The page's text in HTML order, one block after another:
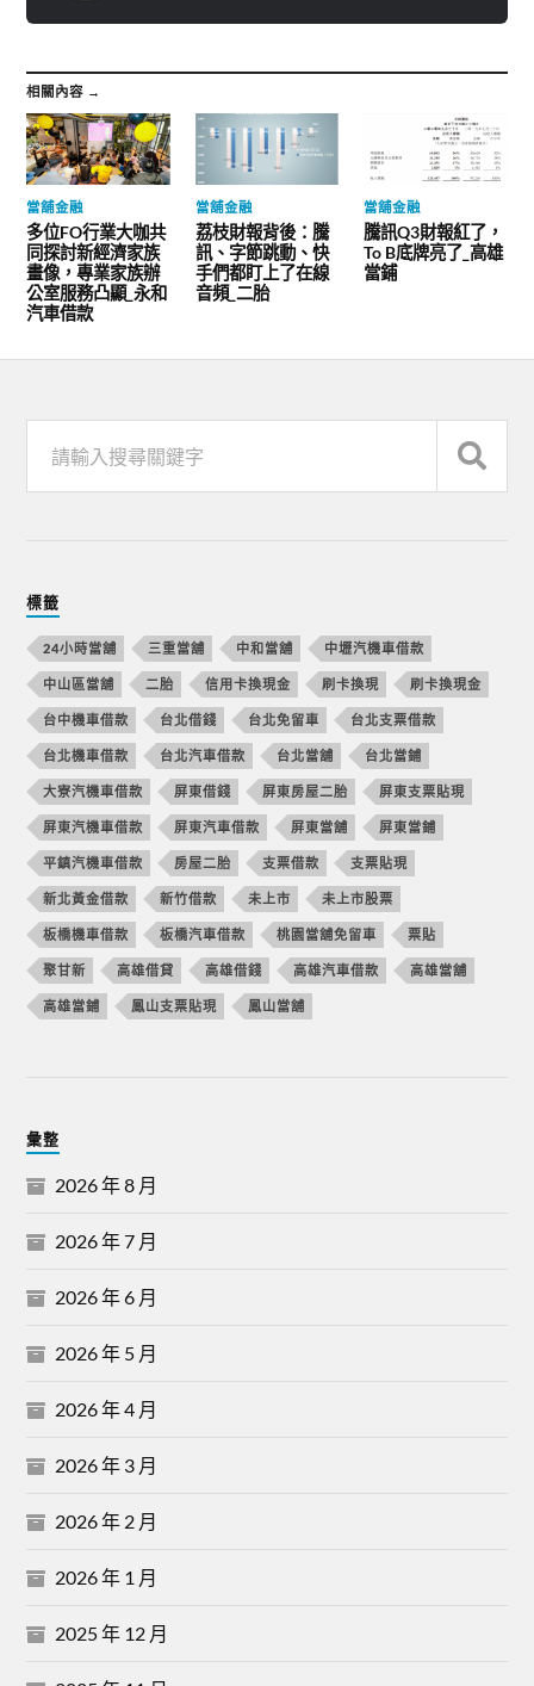
相關內容 →
當舖金融
多位FO行業大咖共
同探討新經濟家族
畫像，專業家族辦
公室服務凸顯_永和
汽車借款
當舖金融
荔枝財報背後：騰
訊、字節跳動、快
手們都盯上了在線
音頻_二胎
當舖金融
騰訊Q3財報紅了，
To B底牌亮了_高雄
當鋪
標籤
24小時當舖 三重當舖 中和當舖 中壢汽機車借款
中山區當舖 二胎 信用卡換現金 刷卡換現 刷卡換現金
台中機車借款 台北借錢 台北免留車 台北支票借款
台北機車借款 台北汽車借款 台北當舖 台北當鋪
大寮汽機車借款 屏東借錢 屏東房屋二胎 屏東支票貼現
屏東汽機車借款 屏東汽車借款 屏東當舖 屏東當鋪
平鎮汽機車借款 房屋二胎 支票借款 支票貼現
新北黃金借款 新竹借款 未上市 未上市股票
板橋機車借款 板橋汽車借款 桃園當舖免留車 票貼
聚甘新 高雄借貸 高雄借錢 高雄汽車借款 高雄當舖
高雄當鋪 鳳山支票貼現 鳳山當舖
彙整
2026 年 8 月
2026 年 7 月
2026 年 6 月
2026 年 5 月
2026 年 4 月
2026 年 3 月
2026 年 2 月
2026 年 1 月
2025 年 12 月